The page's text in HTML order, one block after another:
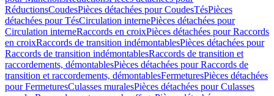
RéductionsCoudesPièces détachées pour CoudesTésPièces
détachées pour TésCirculation internePièces détachées pour
Circulation interneRaccords en croixPièces détachées pour Raccords
en croixRaccords de transition indémontablesPièces détachées pour
Raccords de transition indémontablesRaccords de transition et
raccordements, démontablesPièces détachées pour Raccords de
transition et raccordements, démontablesFermeturesPièces détachées
pour FermeturesCulasses muralesPièces détachées pour Culasses